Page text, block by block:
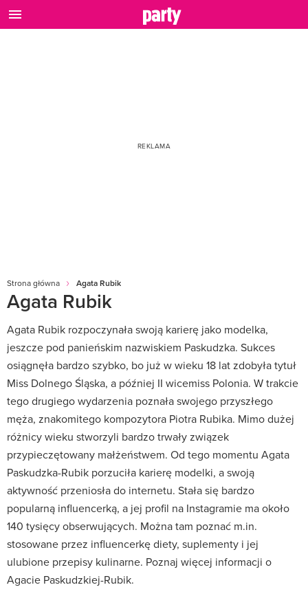
Strona główna Agata Rubik
Agata Rubik
Agata Rubik rozpoczynała swoją karierę jako modelka,
jeszcze pod panieńskim nazwiskiem Paskudzka. Sukces
osiągnęła bardzo szybko, bo już w wieku 18 lat zdobyła tytuł
Miss Dolnego Śląska, a później II wicemiss Polonia. W trakcie
tego drugiego wydarzenia poznała swojego przyszłego
męża, znakomitego kompozytora Piotra Rubika. Mimo dużej
różnicy wieku stworzyli bardzo trwały związek
przypieczętowany małżeństwem. Od tego momentu Agata
Paskudzka-Rubik porzuciła karierę modelki, a swoją
aktywność przeniosła do internetu. Stała się bardzo
popularną influencerką, a jej profil na Instagramie ma około
140 tysięcy obserwujących. Można tam poznać m.in.
stosowane przez influencerkę diety, suplementy i jej
ulubione przepisy kulinarne. Poznaj więcej informacji o
Agacie Paskudzkiej-Rubik.